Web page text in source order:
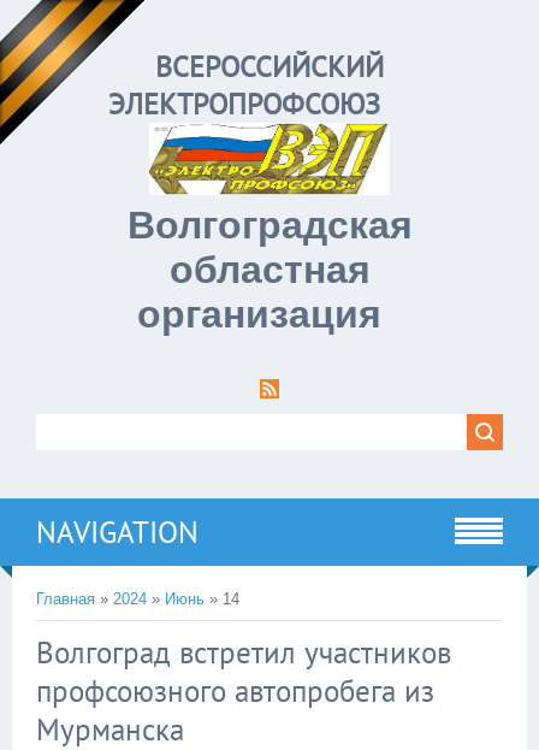
ВСЕРОССИЙСКИЙ
ЭЛЕКТРОПРОФСОЮЗ
Волгоградская
областная
организация
NAVIGATION
Главная » 2024 » Июнь » 14
Волгоград встретил участников
профсоюзного автопробега из
Мурманска